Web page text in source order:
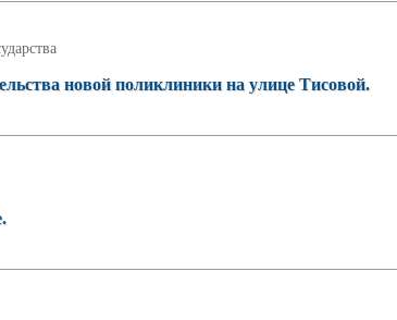
новой поликлиники на улице Тисовой.